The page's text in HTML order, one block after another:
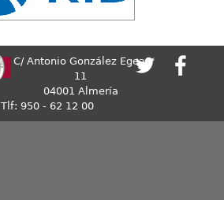
C/ Antonio González Egea,
11
04001 Almería
Tlf: 950 - 62 12 00